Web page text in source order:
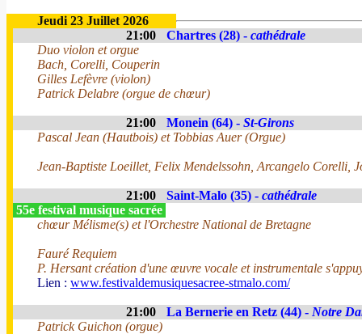
Jeudi 23 Juillet 2026
21:00
Chartres (28) - cathédrale
Duo violon et orgue
Bach, Corelli, Couperin
Gilles Lefèvre (violon)
Patrick Delabre (orgue de chœur)
21:00 Monein (64) - St-Girons
Pascal Jean (Hautbois) et Tobbias Auer (Orgue)
Jean-Baptiste Loeillet, Felix Mendelssohn, Arcangelo Corelli,
21:00 Saint-Malo (35) - cathédrale
55e festival musique sacrée
chœur Mélisme(s) et l'Orchestre National de Bretagne
Fauré Requiem
P. Hersant création d'une œuvre vocale et instrumentale
Lien : www.festivaldemusiquesacree-stmalo.com/
21:00 La Bernerie en Retz (44) - Notre
Patrick Guichon (orgue)